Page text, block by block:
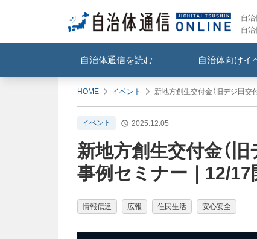
自治
自治
自治体通信を読む 自治体向けイ
HOME イベント 新地方創生交付金（旧デジ田交
イベント 2025.12.05
新地方創生交付金（
事例セミナー｜12/17
情報伝達 広報 住民生活 安心安全